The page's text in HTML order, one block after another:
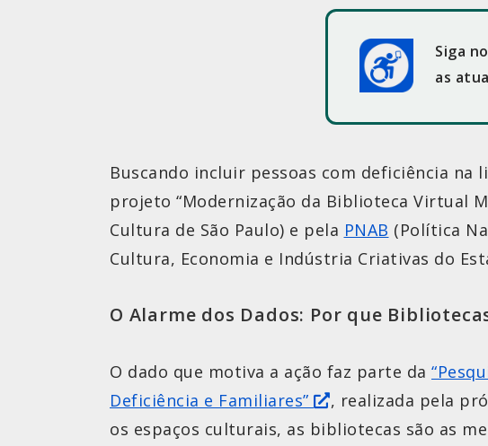
Siga
as
Buscando incluir pessoas com deficiência
projeto “Modernização da Biblioteca Virtual
Cultura de São Paulo) e pela PNAB (Política
Cultura, Economia e Indústria Criativas do
O Alarme dos Dados: Por que
O dado que motiva a ação faz parte da
Deficiência e Familiares”
, realizada pela
os espaços culturais, as bibliotecas são as